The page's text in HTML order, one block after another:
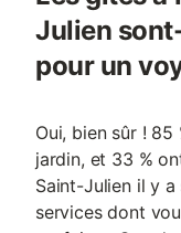
Julien
pour un
Oui, bien sûr !
jardin, et 33 %
Saint-Julien il y
services dont